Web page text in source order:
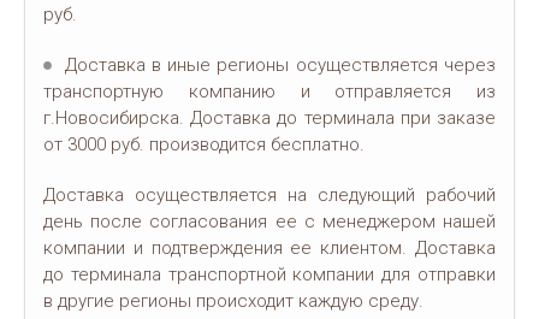
руб.
Доставка в иные регионы осуществляется через
транспортную компанию и отправляется из
г.Новосибирска. Доставка до терминала при заказе
от 3000 руб. производится бесплатно.
Доставка осуществляется на следующий рабочий
день после согласования ее с менеджером нашей
компании и подтверждения ее клиентом. Доставка
до терминала транспортной компании для отправки
в другие регионы происходит каждую среду.